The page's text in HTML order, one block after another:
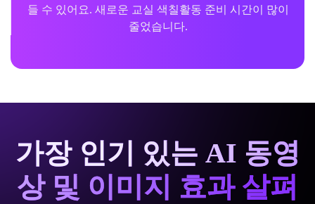
들 수 있어요. 새로운 교실 색칠활동 준비 시간이 많이
줄었습니다.
가장 인기 있는 AI 동영
상 및 이미지 효과 살펴